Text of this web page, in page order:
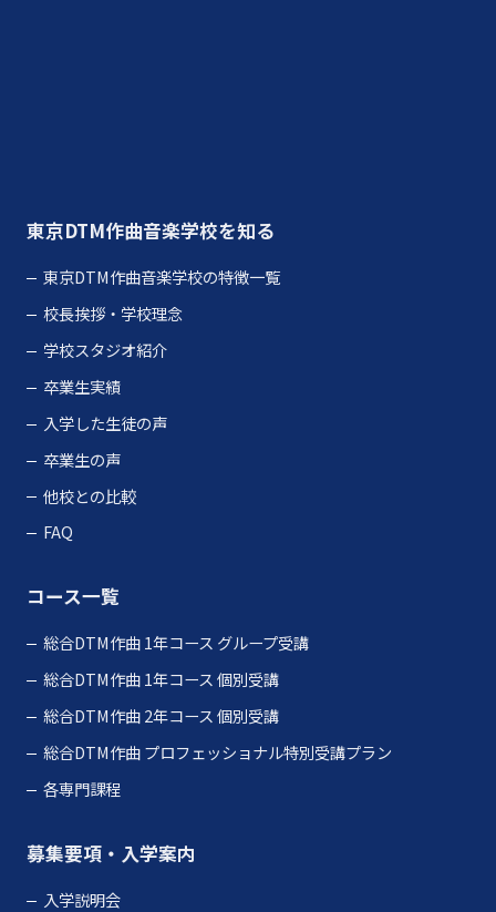
東京DTM作曲音楽学校を知る
東京DTM作曲音楽学校の特徴一覧
校長挨拶・学校理念
学校スタジオ紹介
卒業生実績
入学した生徒の声
卒業生の声
他校との比較
FAQ
コース一覧
総合DTM作曲 1年コース グループ受講
総合DTM作曲 1年コース 個別受講
総合DTM作曲 2年コース 個別受講
総合DTM作曲 プロフェッショナル特別受講プラン
各専門課程
募集要項・入学案内
入学説明会